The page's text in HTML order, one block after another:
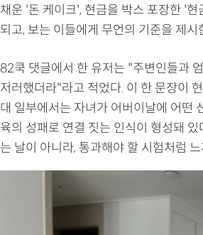
채운 '돈 케이크', 현금을 박스 포장한 '
되고, 보는 이들에게 무언의 기준을 제
82쿡 댓글에서 한 유저는 "주변인들과
저러했더라"라고 적었다. 이 한 문장이
대 일부에서는 자녀가 어버이날에 어떤
육의 성패로 연결 짓는 인식이 형성돼
는 날이 아니라, 통과해야 할 시험처럼